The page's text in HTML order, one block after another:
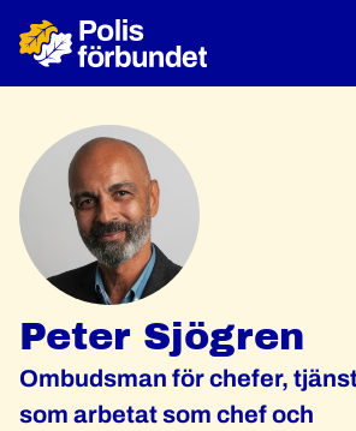
Peter Sjögren
Ombudsman för chefer,
som arbetat som chef och